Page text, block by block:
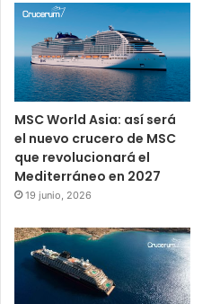
MSC World Asia: así será
el nuevo crucero de MSC
que revolucionará el
Mediterráneo en 2027
19 junio, 2026